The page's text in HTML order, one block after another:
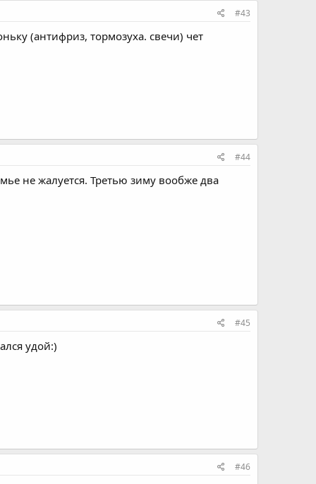
#43
(антифриз, тормозуха. свечи) чет
#44
не жалуется. Третью зиму вообже два
#45
удой:)
#46